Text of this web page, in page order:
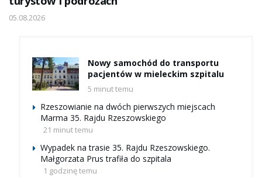
05.08.2026
Nowy samochód do transportu
pacjentów w mieleckim szpitalu
5 minut temu
Rzeszowianie na dwóch pierwszych miejscach
Marma 35. Rajdu Rzeszowskiego
21 minut temu
Wypadek na trasie 35. Rajdu Rzeszowskiego.
Małgorzata Prus trafiła do szpitala
1 godzinę temu